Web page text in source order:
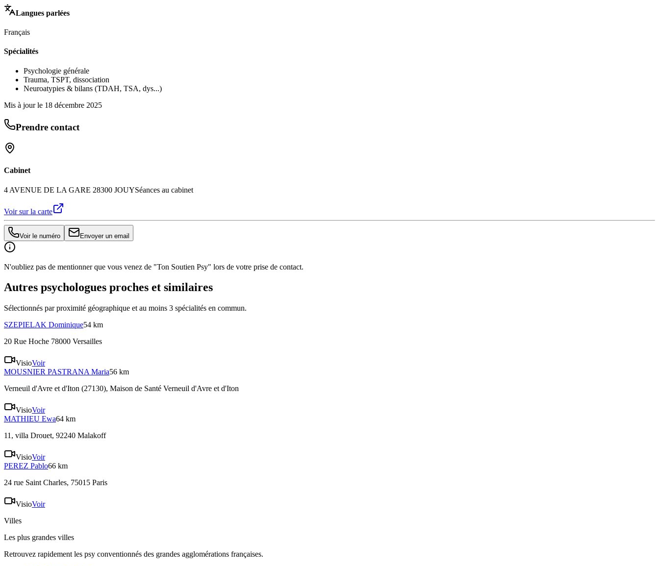
Langues parlées
Français
Spécialités
Psychologie générale
Trauma, TSPT, dissociation
Neuroatypies & bilans (TDAH, TSA, dys...)
Mis à jour le 18 décembre 2025
Prendre contact
Cabinet
4 AVENUE DE LA GARE 28300 JOUYSéances au cabinet
Voir sur la carte
Voir le numéro Envoyer un email
N'oubliez pas de mentionner que vous venez de "Ton Soutien Psy" lors de votre prise de contact.
Autres psychologues proches et similaires
Sélectionnés par proximité géographique et au moins 3 spécialités en commun.
SZEPIELAK Dominique54 km
20 Rue Hoche 78000 Versailles
VisioVoir
MOUSNIER PASTRANA Maria56 km
Verneuil d'Avre et d'Iton (27130), Maison de Santé Verneuil d'Avre et d'Iton
VisioVoir
MATHIEU Ewa64 km
11, villa Drouet, 92240 Malakoff
VisioVoir
PEREZ Pablo66 km
24 rue Saint Charles, 75015 Paris
VisioVoir
Villes
Les plus grandes villes
Retrouvez rapidement les psy conventionnés des grandes agglomérations françaises.